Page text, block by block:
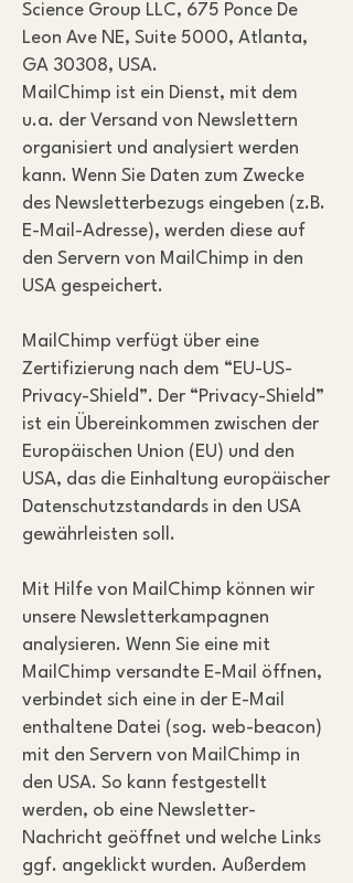
Science Group LLC, 675 Ponce De
Leon Ave NE, Suite 5000, Atlanta,
GA 30308, USA.
MailChimp ist ein Dienst, mit dem
u.a. der Versand von Newslettern
organisiert und analysiert werden
kann. Wenn Sie Daten zum Zwecke
des Newsletterbezugs eingeben (z.B.
E-Mail-Adresse), werden diese auf
den Servern von MailChimp in den
USA gespeichert.
MailChimp verfügt über eine
Zertifizierung nach dem “EU-US-
Privacy-Shield”. Der “Privacy-Shield”
ist ein Übereinkommen zwischen der
Europäischen Union (EU) und den
USA, das die Einhaltung europäischer
Datenschutzstandards in den USA
gewährleisten soll.
Mit Hilfe von MailChimp können wir
unsere Newsletterkampagnen
analysieren. Wenn Sie eine mit
MailChimp versandte E-Mail öffnen,
verbindet sich eine in der E-Mail
enthaltene Datei (sog. web-beacon)
mit den Servern von MailChimp in
den USA. So kann festgestellt
werden, ob eine Newsletter-
Nachricht geöffnet und welche Links
ggf. angeklickt wurden. Außerdem